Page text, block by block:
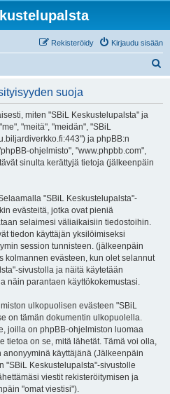
Kirjaudu sisään
Rekisteröidy
suoja
miten "SBiL Keskustelupalsta" ja
"meitä", "meidän", "SBiL
ja phpBB:n
ohjelmisto", "www.phpbb.com",
sinulta kerättyjä tietoja (jälkeenpäin
"SBiL Keskustelupalsta"-
evästeitä, jotka ovat pieniä
selaimesi väliaikaisiin tiedostoihin.
tiedon käyttäjän yksilöimiseksi
session tunnisteen. (jälkeenpäin
kolmannen evästeen, kun olet selannut
sivustolla ja näitä käytetään
näin parantaen käyttökokemustasi.
ulkopuolisen evästeen "SBiL
on tämän dokumentin ulkopuolella.
joilla on phpBB-ohjelmiston luomaa
tietoa on se, mitä lähetät. Tämä voi olla,
käyttäjänä (Jälkeenpäin
"SBiL Keskustelupalsta"-sivustolle
viestit rekisteröitymisen ja
"omat viestisi").